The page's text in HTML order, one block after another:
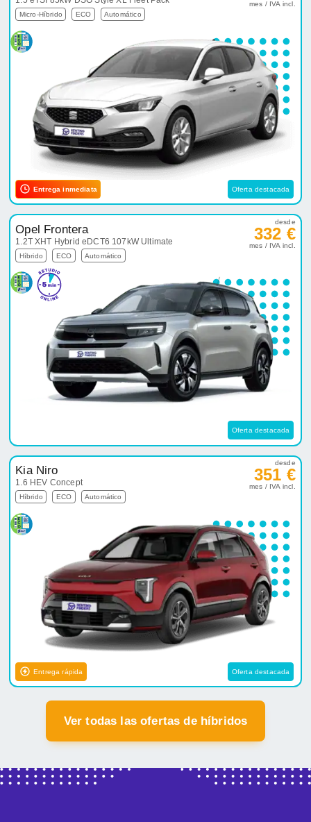
Micro-Híbrido ECO Automático
mes / IVA incl.
Entrega inmediata Oferta destacada
Opel Frontera
1.2T XHT Hybrid eDCT6 107kW Ultimate
Híbrido ECO Automático
desde
332 €
mes / IVA incl.
Oferta destacada
Kia Niro
1.6 HEV Concept
Híbrido ECO Automático
desde
351 €
mes / IVA incl.
Entrega rápida Oferta destacada
Ver todas las ofertas de híbridos